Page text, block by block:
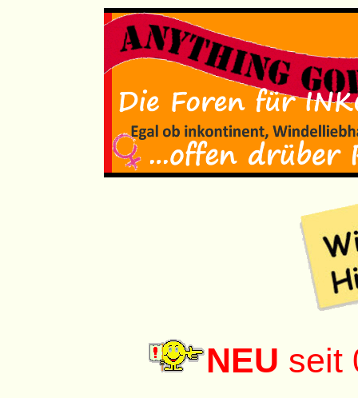
NEU seit